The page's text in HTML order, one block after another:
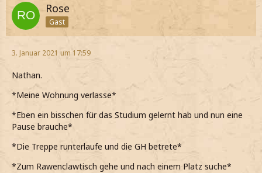
Rose
Gast
3. Januar 2021 um 17:59
Nathan.
*Meine Wohnung verlasse*
*Eben ein bisschen für das Studium gelernt hab und nun eine
Pause brauche*
*Die Treppe runterlaufe und die GH betrete*
*Zum Rawenclawtisch gehe und nach einem Platz suche*